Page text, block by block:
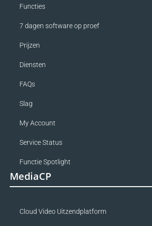
Functies
7 dagen software op proef
Prijzen
Diensten
FAQs
Slag
My Account
Service Status
Functie Spotlight
MediaCP
Cloud Video Uitzendplatform